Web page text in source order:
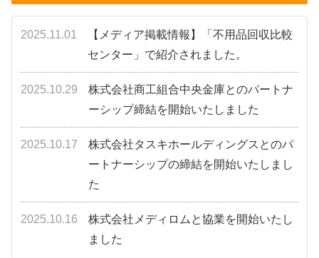
2025.11.01
【メディア掲載情報】「不用品回収比較
センター」で紹介されました。
2025.10.29
株式会社商工組合中央金庫とのパートナ
ーシップ締結を開始いたしました
2025.10.17
株式会社タスキホールディングスとのパ
ートナーシップの締結を開始いたしまし
た
2025.10.16
株式会社メディロムと協業を開始いたし
ました